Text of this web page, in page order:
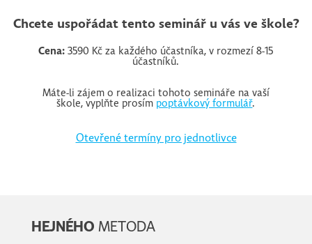
Chcete uspořádat tento seminář u vás ve škole?
Cena:3590 Kč za každého účastníka, v rozmezí 8-15
účastníků.
Máte-li zájem o realizaci tohoto semináře na vaší
škole, vyplňte prosím poptávkový formulář.
Otevřené termíny pro jednotlivce
HEJNÉHO METODA